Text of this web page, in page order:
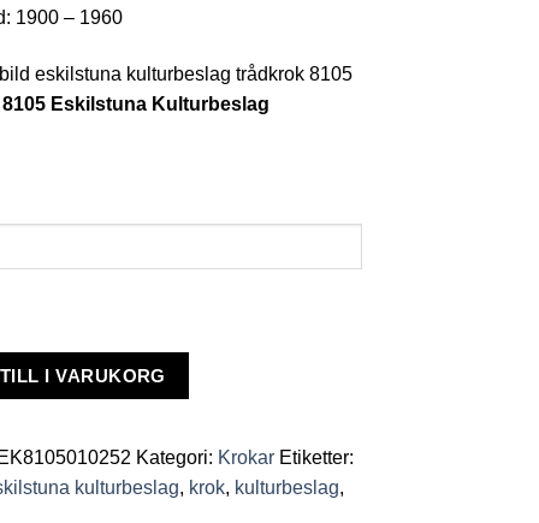
1900 – 1960
Eskilstuna Kulturbeslag
I VARUKORG
Kategori: Krokar Etiketter:
kulturbeslag, krok, kulturbeslag,